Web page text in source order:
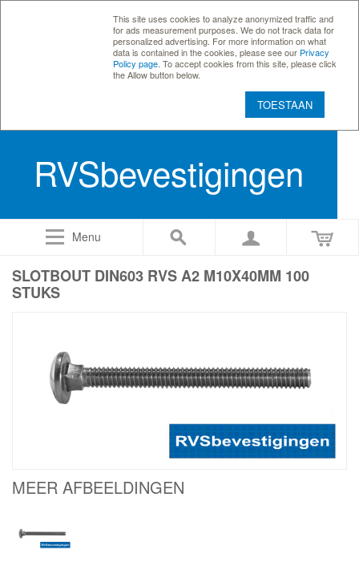
This site uses cookies to analyze anonymized traffic and
for ads measurement purposes. We do not track data for
personalized advertising. For more information on what
data is contained in the cookies, please see our Privacy
Policy page . To accept cookies from this site, please click
the Allow button below.
TOESTAAN
RVSbevestigingen
Menu
SLOTBOUT DIN603 RVS A2 M10X40MM 100
STUKS
MEER AFBEELDINGEN